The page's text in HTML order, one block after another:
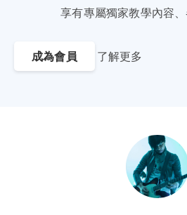
享有專屬獨家教學內容
成為會員 了解更多